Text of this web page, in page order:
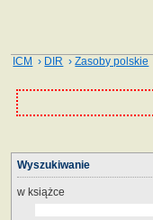
ICM › DIR ›Zasoby polskie
Wyszukiwanie
w książce